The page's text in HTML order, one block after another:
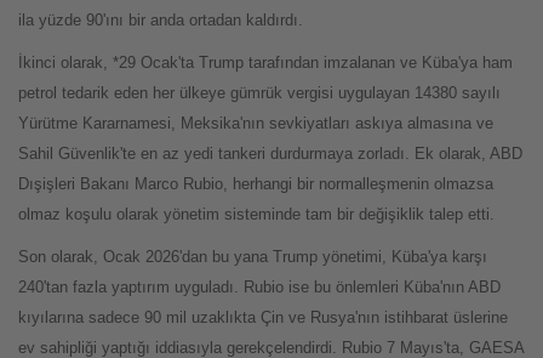
ila yüzde 90'ını bir anda ortadan kaldırdı.
İkinci olarak, *29 Ocak'ta Trump tarafından imzalanan ve Küba'ya ham
petrol tedarik eden her ülkeye gümrük vergisi uygulayan 14380 sayılı
Yürütme Kararnamesi, Meksika'nın sevkiyatları askıya almasına ve
Sahil Güvenlik'te en az yedi tankeri durdurmaya zorladı. Ek olarak, ABD
Dışişleri Bakanı Marco Rubio, herhangi bir normalleşmenin olmazsa
olmaz koşulu olarak yönetim sisteminde tam bir değişiklik talep etti.
Son olarak, Ocak 2026'dan bu yana Trump yönetimi, Küba'ya karşı
240'tan fazla yaptırım uyguladı. Rubio ise bu önlemleri Küba'nın ABD
kıyılarına sadece 90 mil uzaklıkta Çin ve Rusya'nın istihbarat üslerine
ev sahipliği yaptığı iddiasıyla gerekçelendirdi. Rubio 7 Mayıs'ta, GAESA